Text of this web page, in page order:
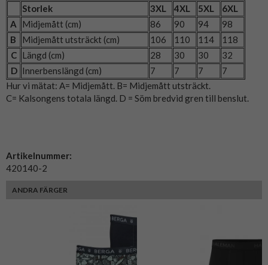
Storlek
3XL 4XL 5XL
6XL
A
Midjemått (cm) 86 90 94
98
B
Midjemått utsträckt (cm) 106 110 114
118
C Längd (cm) 28 30 30
32
D Innerbenslängd (cm) 7 7 7
7
Hur vi mätat: A= Midjemått. B= Midjemått utsträckt.
C= Kalsongens totala längd. D = Söm bredvid gren till benslut.
Artikelnummer:
420140-2
ANDRA FÄRGER